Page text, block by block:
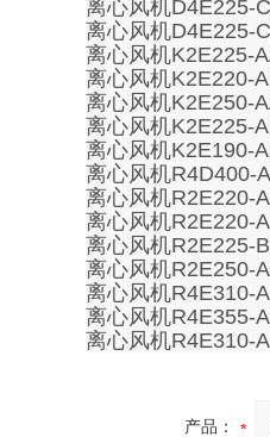
离心风机D4E225-
离心风机D4E225-
离心风机K2E225-
离心风机K2E220-
离心风机K2E250-
离心风机K2E225-
离心风机K2E190-
离心风机R4D400-
离心风机R2E220-
离心风机R2E220-
离心风机R2E225-
离心风机R2E250-
离心风机R4E310-
离心风机R4E355-
离心风机R4E310-
产品：